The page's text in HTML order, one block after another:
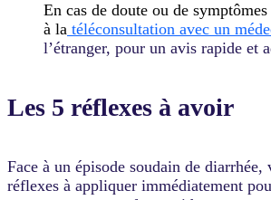
En cas de doute ou de
à la téléconsultation avec un
l’étranger, pour un avis rapide et
Les 5 réflexes à avoir
Face à un épisode soudain de diarrhée,
réflexes à appliquer immédiatement